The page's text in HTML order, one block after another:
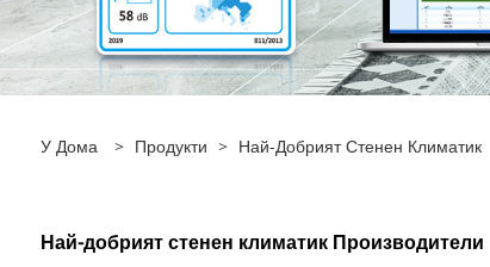
У Дома > Продукти > Най-Добрият Стенен Климатик
Най-добрият стенен климатик Производители